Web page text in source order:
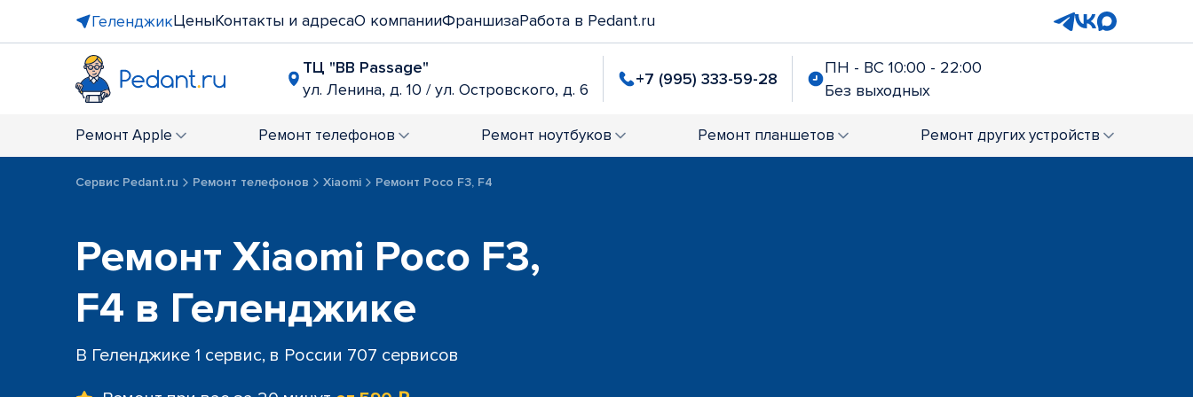
ГеленджикЦеныКонтакты и адресаО компанииФраншизаРабота в Pedant.ru
ТЦ "BB Passage"
ул. Ленина, д. 10 / ул. Островского, д. 6
+7 (995) 333-59-28
ПН - ВС 10:00 - 22:00
Без выходных
Ремонт Apple Ремонт телефонов Ремонт ноутбуков Ремонт планшетов Ремонт других устройств
Сервис Pedant.ru Ремонт телефонов Xiaomi Ремонт Poco F3, F4
Ремонт Xiaomi Poco F3,
F4 в Геленджике
В Геленджике 1 сервис, в России 707 сервисов